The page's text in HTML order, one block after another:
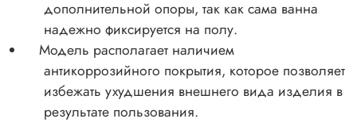
дополнительной опоры, так как сама ванна
надежно фиксируется на полу.
Модель располагает наличием
антикоррозийного покрытия, которое позволяет
избежать ухудшения внешнего вида изделия в
результате пользования.